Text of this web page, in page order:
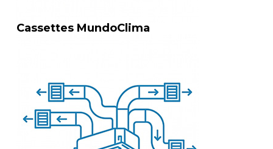
Cassettes MundoClima